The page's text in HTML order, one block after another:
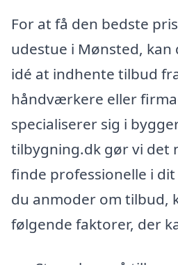
For at få den bedste
udestue i Mønsted,
idé at indhente tilbud
håndværkere eller
specialiserer sig i
tilbygning.dk gør vi det
finde professionelle i
du anmoder om tilbud,
følgende faktorer, der